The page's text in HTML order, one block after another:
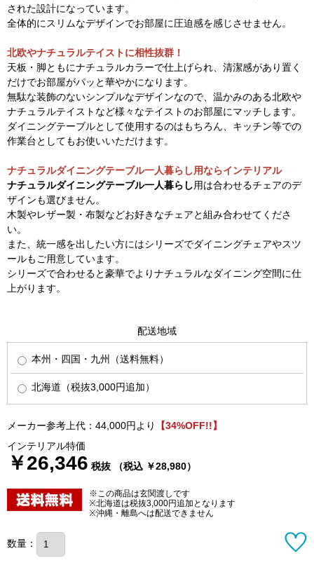
された設計になっています。
全体的にスリムなデザインでお部屋に圧迫感を感じさせません。
北欧やナチュラルテイストに相性抜群！
天板・脚ともにナチュラルカラーで仕上げられ、清潔感があり置く
だけでお部屋がパッと華やかになります。
無駄な装飾のないシンプルなデザインなので、温かみのある北欧や
ナチュラルテイストなど様々なテイストのお部屋にマッチします。
ダイニングテーブルとして使用するのはもちろん、キッチン等での
作業台としてもお使いいただけます。
ナチュラルダイニングテーブル一人暮らし用ならインテリアル
ナチュラルダイニングテーブル一人暮らし用は合わせるチェアのデ
ザインも選びません。
木製やレザー製・布製などお好きなチェアと組み合わせてくださ
い。
また、統一感を出したい方にはシリーズでダイニングチェアやスツ
ールもご用意しています。
シリーズで合わせると豪華でよりナチュラルなダイニング空間に仕
上がります。
配送地域
本州・四国・九州（送料無料）
北海道（税抜3,000円追加）
メーカー参考上代：44,000円より
【34%OFF!!】
インテリアル特価
￥26,346 税抜 （税込 ￥28,980）
※この商品は玄関渡しです
※北海道は税抜3,000円追加となります
※沖縄・離島へは配送できません
数量：